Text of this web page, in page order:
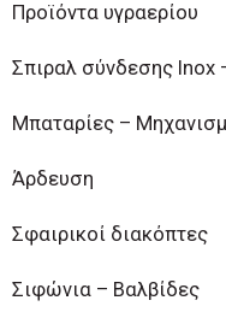
Προϊόντα υγραερίου
Σπιραλ σύνδεσης Inox
Μπαταρίες –
Άρδευση
Σφαιρικοί διακόπτες
Σιφώνια – Βαλβίδες